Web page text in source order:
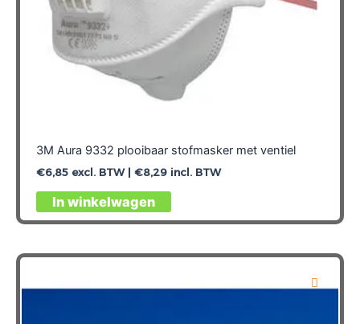
3M Aura 9332 plooibaar stofmasker met ventiel
€6,85excl. BTW | €8,29incl. BTW
In winkelwagen